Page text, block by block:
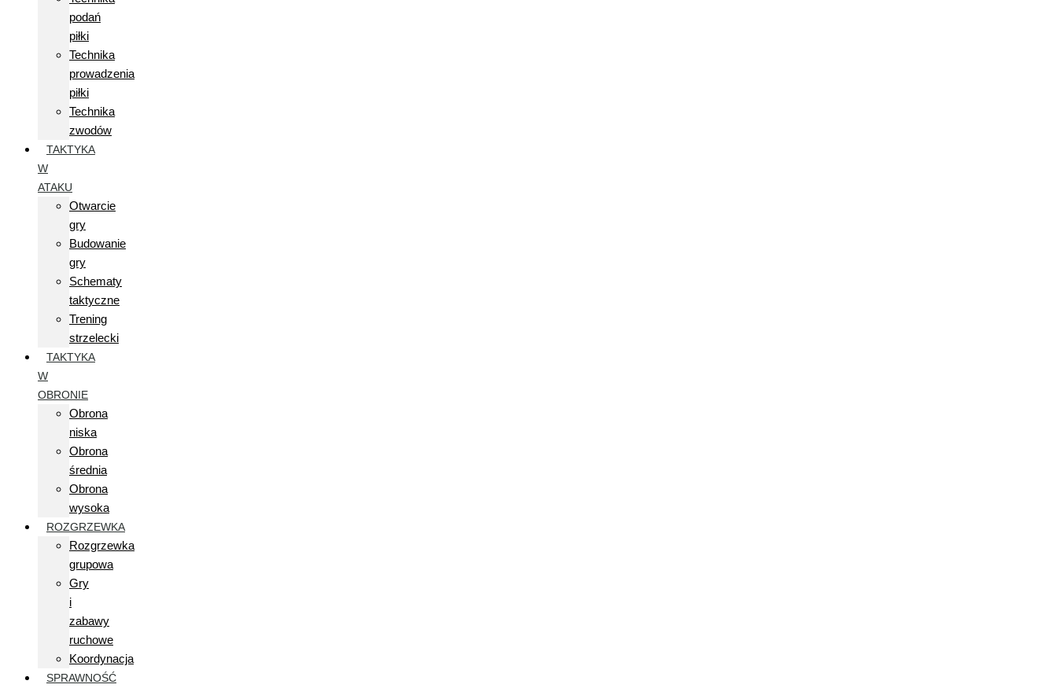
podań
piłki
Technika
prowadzenia
piłki
Technika
zwodów
TAKTYKA
W
ATAKU
Otwarcie
gry
Budowanie
gry
Schematy
taktyczne
Trening
strzelecki
TAKTYKA
W
OBRONIE
Obrona
niska
Obrona
średnia
Obrona
wysoka
ROZGRZEWKA
Rozgrzewka
grupowa
Gry
i
zabawy
ruchowe
Koordynacja
SPRAWNOŚĆ